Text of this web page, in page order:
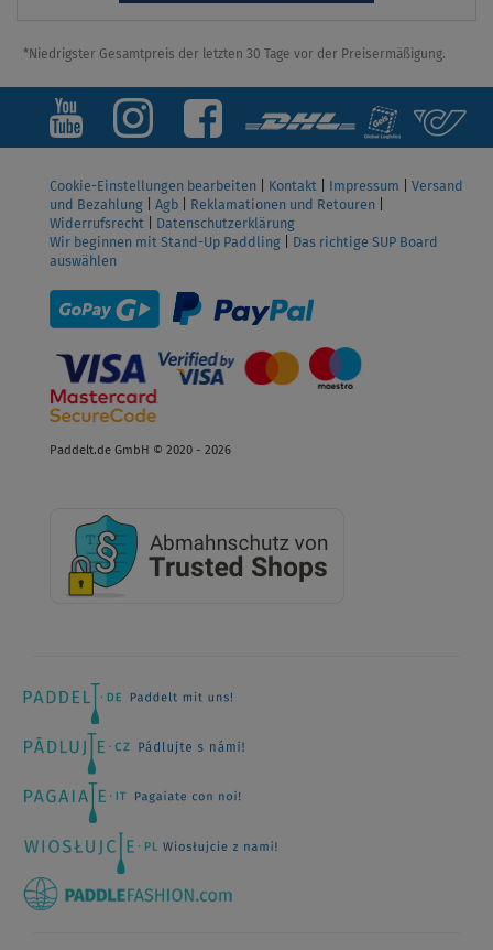
*Niedrigster Gesamtpreis der letzten 30 Tage vor der Preisermäßigung.
Cookie-Einstellungen bearbeiten Kontakt Impressum
Versand
und Bezahlung
Agb Reklamationen und Retouren
Widerrufsrecht
Datenschutzerklärung
Wir beginnen mit Stand-Up Paddling
Das richtige SUP Board
auswählen
Paddelt.de GmbH © 2020 - 2026